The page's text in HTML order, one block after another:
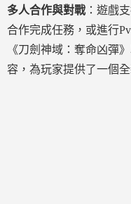
多人合作與對戰：遊戲
合作完成任務，或進行
《刀劍神域：奪命凶彈
容，為玩家提供了一個